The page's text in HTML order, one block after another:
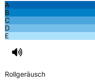
A
B
C
D
E
Rollgeräusch